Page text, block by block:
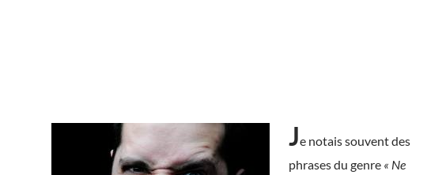
Je notais souvent des
phrases du genre « Ne